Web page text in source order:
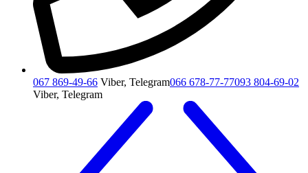
067 869-49-66 Viber, Telegram066 678-77-77093 804-69-02
Viber, Telegram